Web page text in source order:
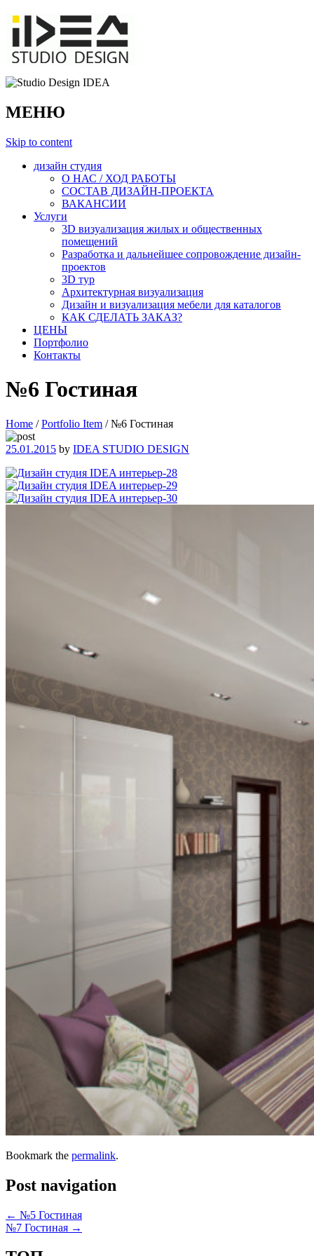
МЕНЮ
Skip to content
дизайн студия
О НАС / ХОД РАБОТЫ
СОСТАВ ДИЗАЙН-ПРОЕКТА
ВАКАНСИИ
Услуги
3D визуализация жилых и общественных
помещений
Разработка и дальнейшее сопровождение дизайн-
проектов
3D тур
Архитектурная визуализация
Дизайн и визуализация мебели для каталогов
КАК СДЕЛАТЬ ЗАКАЗ?
ЦЕНЫ
Портфолио
Контакты
№6 Гостиная
Home /Portfolio Item /№6 Гостиная
25.01.2015 by IDEA STUDIO DESIGN
Bookmark the permalink.
Post navigation
← №5 Гостиная
№7 Гостиная →